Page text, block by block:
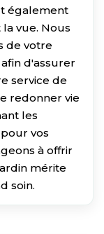
également
vue. Nous
de votre
d'assurer
service de
redonner vie
les
vos
à offrir
mérite
soin.